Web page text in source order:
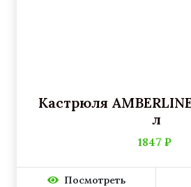
Кастрюля
л
1847 ₽
Посмотреть